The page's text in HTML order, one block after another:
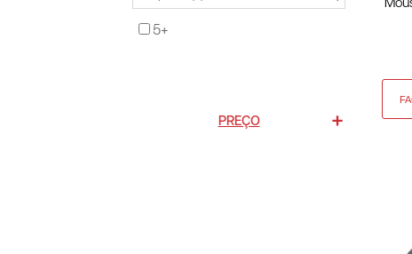
5+
PREÇO